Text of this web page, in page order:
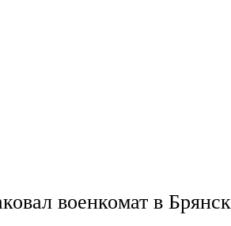
военкомат в